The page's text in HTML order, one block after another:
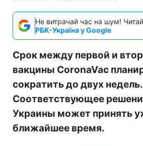
Не витрачай час на шум! Читай
РБК-Україна у Google
Срок между первой и
вакцины CoronaVac
сократить до двух недель.
Соответствующее
Украины может принять
ближайшее время.